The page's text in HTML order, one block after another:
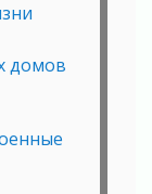
домов